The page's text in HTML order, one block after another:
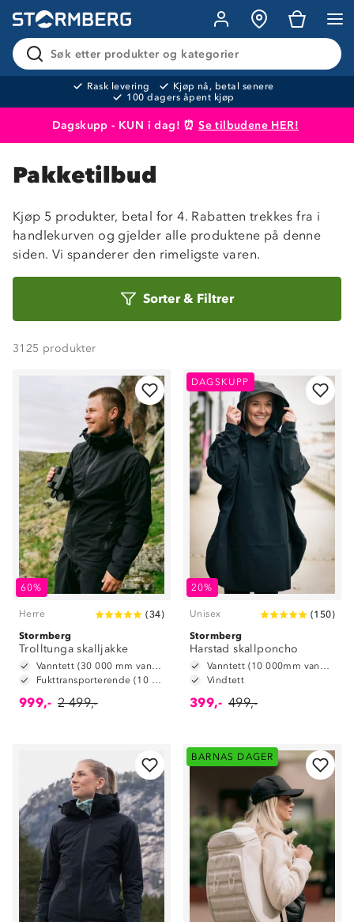
Søk etter produkter og kategorier
Rask levering
Kjøp nå, betal senere
100 dagers åpent kjøp
Dagskupp - KUN i dag! ⏰Se tilbudene HER!
Produktet er lagt i handlekurven
Pakketilbud
Kjøp 5 produkter, betal for 4. Rabatten trekkes fra i
handlekurven og gjelder alle produktene på denne
siden. Vi spanderer den rimeligste varen.
Sorter& Filtrer
3125 produkter
60%
Herre (34)
Stormberg
Trolltunga skalljakke
Vanntett (30 000 mm vannsøyle)
Fukttransporterende (10 000 g/m2/24t)
999,- 2 499,-
DAGSKUPP
20%
Unisex (150)
Stormberg
Harstad skallponcho
Vanntett (10 000mm vannsøyle)
Vindtett
399,- 499,-
BARNAS DAGER